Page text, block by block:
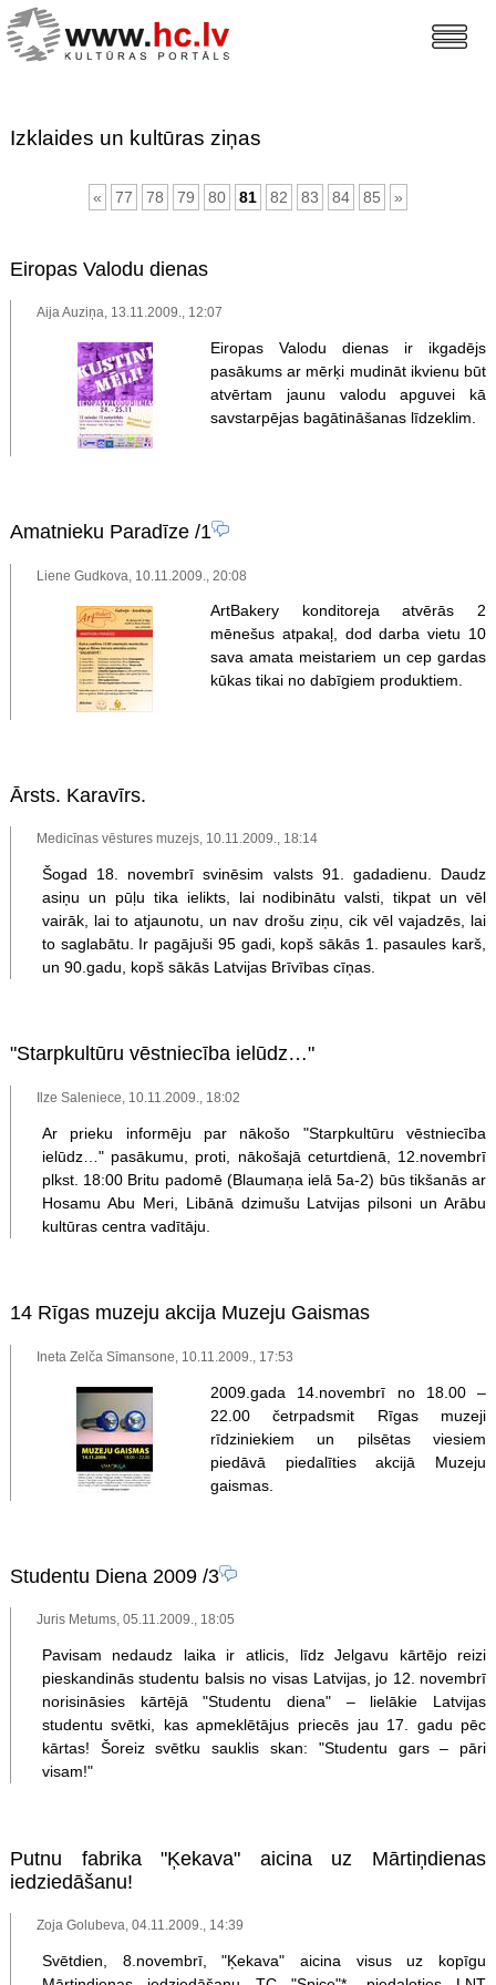
Izklaides un kultūras ziņas
« 77 78 79 80 81 82 83 84 85 »
Eiropas Valodu dienas
Aija Auziņa, 13.11.2009., 12:07
Eiropas Valodu dienas ir ikgadējs
pasākums ar mērķi mudināt ikvienu būt
atvērtam jaunu valodu apguvei kā
savstarpējas bagātināšanas līdzeklim.
Amatnieku Paradīze/1
Liene Gudkova, 10.11.2009., 20:08
ArtBakery konditoreja atvērās 2
mēnešus atpakaļ, dod darba vietu 10
sava amata meistariem un cep gardas
kūkas tikai no dabīgiem produktiem.
Ārsts. Karavīrs.
Medicīnas vēstures muzejs, 10.11.2009., 18:14
Šogad 18. novembrī svinēsim valsts 91. gadadienu. Daudz
asiņu un pūļu tika ielikts, lai nodibinātu valsti, tikpat un vēl
vairāk, lai to atjaunotu, un nav drošu ziņu, cik vēl vajadzēs, lai
to saglabātu. Ir pagājuši 95 gadi, kopš sākās 1. pasaules karš,
un 90.gadu, kopš sākās Latvijas Brīvības cīņas.
"Starpkultūru vēstniecība ielūdz…"
Ilze Saleniece, 10.11.2009., 18:02
Ar prieku informēju par nākošo "Starpkultūru vēstniecība
ielūdz…" pasākumu, proti, nākošajā ceturtdienā, 12.novembrī
plkst. 18:00 Britu padomē (Blaumaņa ielā 5a-2) būs tikšanās ar
Hosamu Abu Meri, Libānā dzimušu Latvijas pilsoni un Arābu
kultūras centra vadītāju.
14 Rīgas muzeju akcija Muzeju Gaismas
Ineta Zelča Sīmansone, 10.11.2009., 17:53
2009.gada 14.novembrī no 18.00 –
22.00 četrpadsmit Rīgas muzeji
rīdziniekiem un pilsētas viesiem
piedāvā piedalīties akcijā Muzeju
gaismas.
Studentu Diena 2009/3
Juris Metums, 05.11.2009., 18:05
Pavisam nedaudz laika ir atlicis, līdz Jelgavu kārtējo reizi
pieskandinās studentu balsis no visas Latvijas, jo 12. novembrī
norisināsies kārtējā "Studentu diena" – lielākie Latvijas
studentu svētki, kas apmeklētājus priecēs jau 17. gadu pēc
kārtas! Šoreiz svētku sauklis skan: "Studentu gars – pāri
visam!"
Putnu fabrika "Ķekava" aicina uz Mārtiņdienas
iedziedāšanu!
Zoja Golubeva, 04.11.2009., 14:39
Svētdien, 8.novembrī, "Ķekava" aicina visus uz kopīgu